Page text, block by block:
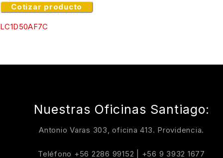
Cotizar producto
LC1D50AF7C
Nuestras Oficinas Santiago:
Antonio Varas 303, oficina 413. Providencia.
Teléfono +56 2286 99152 +56 9 3932 1677